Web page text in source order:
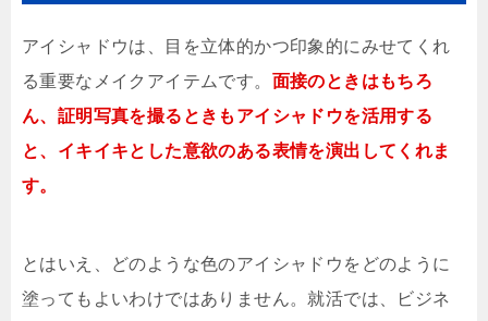
アイシャドウは、目を立体的かつ印象的にみせてくれ
る重要なメイクアイテムです。 面接のときはもちろ
ん、証明写真を撮るときもアイシャドウを活用する
と、イキイキとした意欲のある表情を演出してくれま
す。
とはいえ、どのような色のアイシャドウをどのように
塗ってもよいわけではありません。就活では、ビジネ